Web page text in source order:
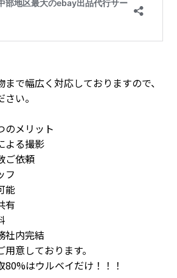
で幅広く対応しておりますので、
い。
のメリット
よる撮影
ご依頼
フ
能
有
社内完結
意しております。
はウルベイだけ！！！